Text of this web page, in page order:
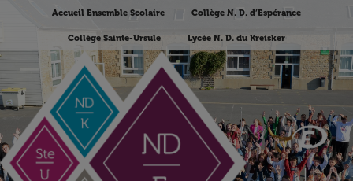
Accueil Ensemble Scolaire Collège N. D. d’Espérance
Collège Sainte-Ursule Lycée N. D. du Kreisker